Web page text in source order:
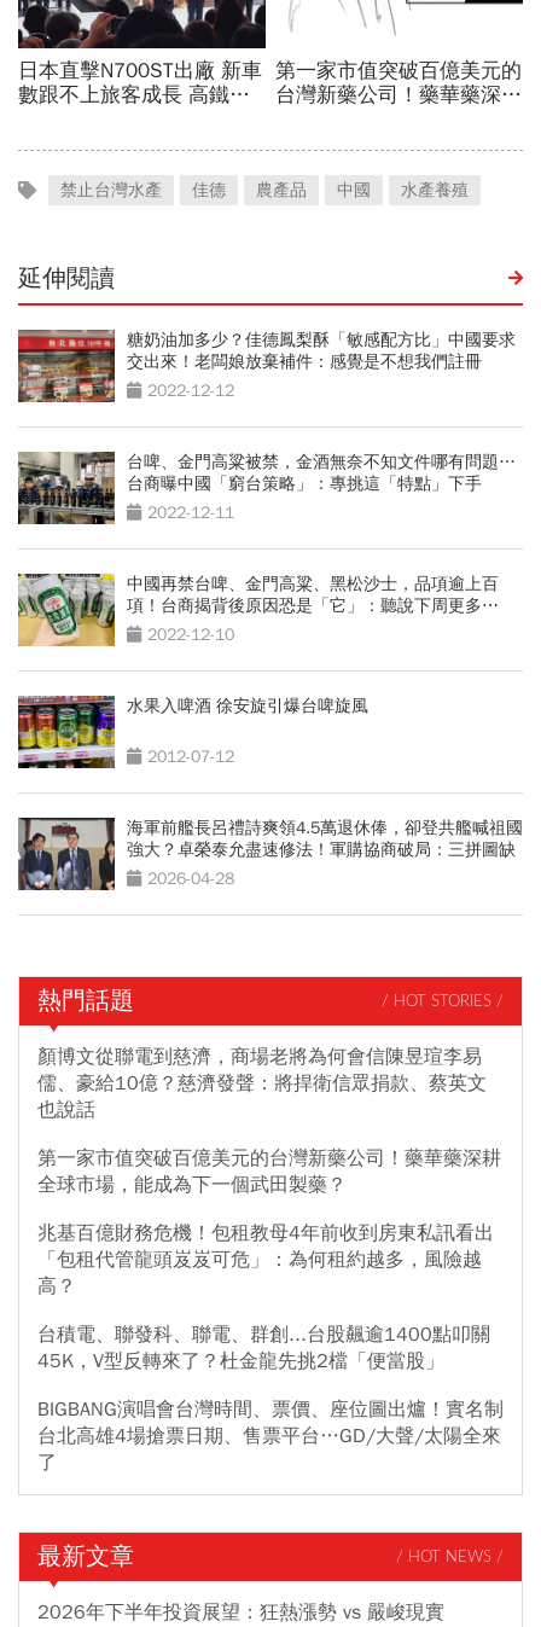
禁止台灣水產 佳德 農產品 中國 水產養殖
延伸閱讀
糖奶油加多少？佳德鳳梨酥「敏感配方比」中國要求
交出來！老闆娘放棄補件：感覺是不想我們註冊
2022-12-12
台啤、金門高粱被禁，金酒無奈不知文件哪有問題…
台商曝中國「窮台策略」：專挑這「特點」下手
2022-12-11
中國再禁台啤、金門高粱、黑松沙士，品項逾上百
項！台商揭背後原因恐是「它」：聽說下周更多⋯
2022-12-10
水果入啤酒 徐安旋引爆台啤旋風
2012-07-12
海軍前艦長呂禮詩爽領4.5萬退休俸，卻登共艦喊祖國
強大？卓榮泰允盡速修法！軍購協商破局：三拼圖缺
一不可
2026-04-28
熱門話題 / HOT STORIES /
顏博文從聯電到慈濟，商場老將為何會信陳昱瑄李易
儒、豪給10億？慈濟發聲：將捍衛信眾捐款、蔡英文
也說話
第一家市值突破百億美元的台灣新藥公司！藥華藥深耕
全球市場，能成為下一個武田製藥？
兆基百億財務危機！包租教母4年前收到房東私訊看出
「包租代管龍頭岌岌可危」：為何租約越多，風險越
高？
台積電、聯發科、聯電、群創...台股飆逾1400點叩關
45K，V型反轉來了？杜金龍先挑2檔「便當股」
BIGBANG演唱會台灣時間、票價、座位圖出爐！實名制
台北高雄4場搶票日期、售票平台…GD/大聲/太陽全來
了
最新文章 / HOT NEWS /
2026年下半年投資展望：狂熱漲勢 vs 嚴峻現實